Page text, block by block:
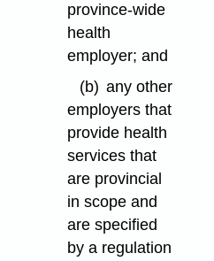
province-wide
health
employer; and
(b) any other
employers that
provide health
services that
are provincial
in scope and
are specified
by a regulation